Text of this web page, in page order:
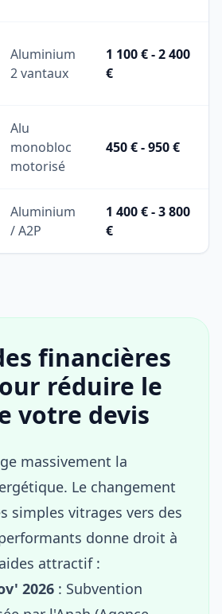
Aluminium
2 vantaux
1 100 € - 2 400
€
Alu
monobloc
motorisé
450 € - 950 €
Aluminium
/ A2P
1 400 € - 3 800
€
financières
réduire le
votre devis
massivement la
Le changement
simples vitrages vers des
donne droit à
attractif :
2026 : Subvention